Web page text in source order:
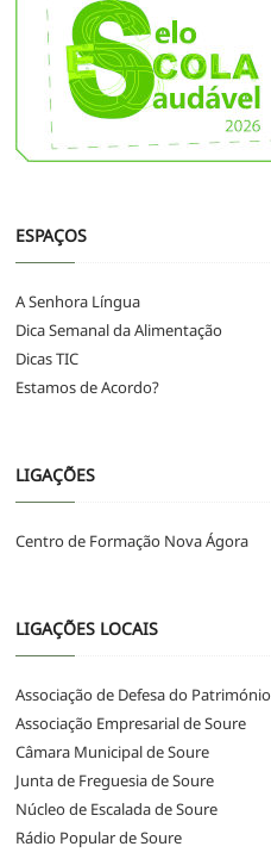
ESPAÇOS
A Senhora Língua
Dica Semanal da Alimentação
Dicas TIC
Estamos de Acordo?
LIGAÇÕES
Centro de Formação Nova Ágora
LIGAÇÕES LOCAIS
Associação de Defesa do
Associação Empresarial de Soure
Câmara Municipal de Soure
Junta de Freguesia de Soure
Núcleo de Escalada de Soure
Rádio Popular de Soure